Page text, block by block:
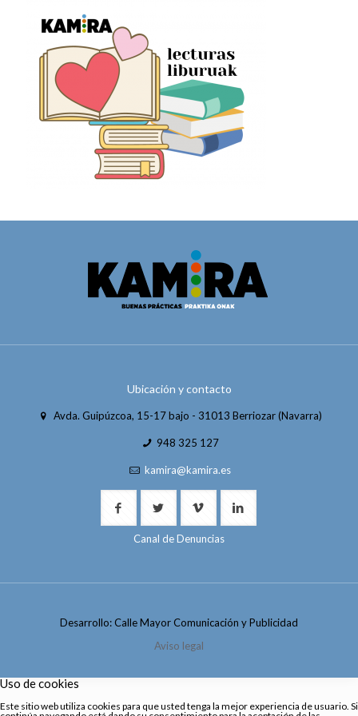
Ubicación y contacto
Avda. Guipúzcoa, 15-17 bajo - 31013 Berriozar (Navarra)
948 325 127
kamira@kamira.es
Canal de Denuncias
Desarrollo: Calle Mayor Comunicación y Publicidad
Aviso legal
Uso de cookies
Este sitio web utiliza cookies para que usted tenga la mejor experiencia de usuario. Si